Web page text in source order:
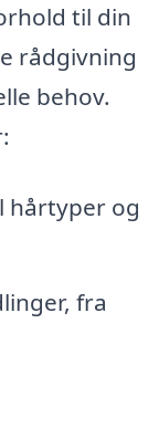
til din
rådgivning
behov.
hårtyper og
fra